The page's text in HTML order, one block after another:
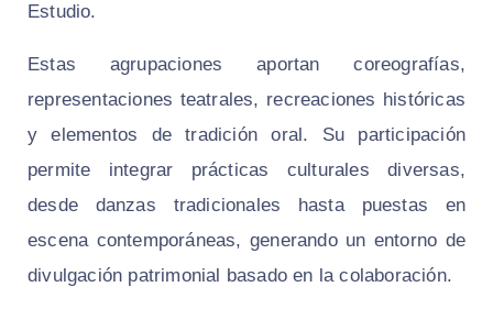
Estudio.
Estas agrupaciones aportan coreografías,
representaciones teatrales, recreaciones históricas
y elementos de tradición oral. Su participación
permite integrar prácticas culturales diversas,
desde danzas tradicionales hasta puestas en
escena contemporáneas, generando un entorno de
divulgación patrimonial basado en la colaboración.